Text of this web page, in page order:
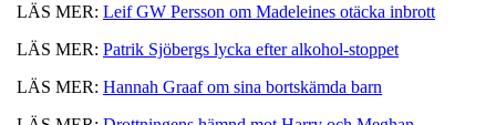
LÄS MER: Leif GW Persson om Madeleines otäcka inbrott
LÄS MER: Patrik Sjöbergs lycka efter alkohol-stoppet
LÄS MER: Hannah Graaf om sina bortskämda barn